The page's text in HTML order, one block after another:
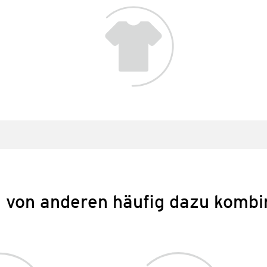
von anderen häufig dazu